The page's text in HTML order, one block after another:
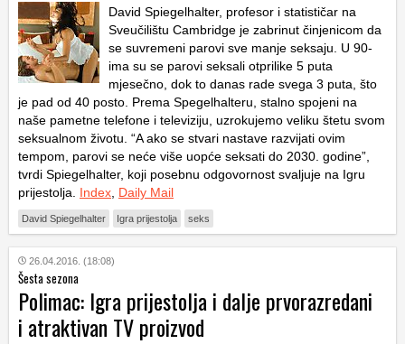
David Spiegelhalter, profesor i statističar na
Sveučilištu Cambridge je zabrinut činjenicom da
se suvremeni parovi sve manje seksaju. U 90-
ima su se parovi seksali otprilike 5 puta
mjesečno, dok to danas rade svega 3 puta, što
je pad od 40 posto. Prema Spegelhalteru, stalno spojeni na
naše pametne telefone i televiziju, uzrokujemo veliku štetu svom
seksualnom životu. “A ako se stvari nastave razvijati ovim
tempom, parovi se neće više uopće seksati do 2030. godine”,
tvrdi Spiegelhalter, koji posebnu odgovornost svaljuje na Igru
prijestolja. Index Daily Mail
David Spiegelhalter Igra prijestolja seks
26.04.2016. (18:08)
Šesta sezona
Polimac: Igra prijestolja i dalje prvorazredani
i atraktivan TV proizvod